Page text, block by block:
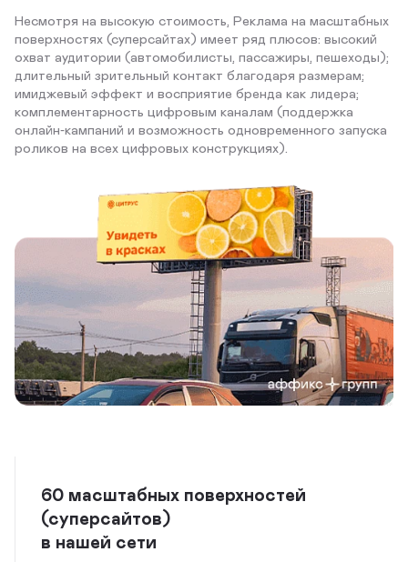
Несмотря на высокую стоимость, Реклама на масштабных
поверхностях (суперсайтах) имеет ряд плюсов: высокий
охват аудитории (автомобилисты, пассажиры, пешеходы);
длительный зрительный контакт благодаря размерам;
имиджевый эффект и восприятие бренда как лидера;
комплементарность цифровым каналам (поддержка
онлайн‑кампаний и возможность одновременного запуска
роликов на всех цифровых конструкциях).
60 масштабных поверхностей
(суперсайтов)
в нашей сети